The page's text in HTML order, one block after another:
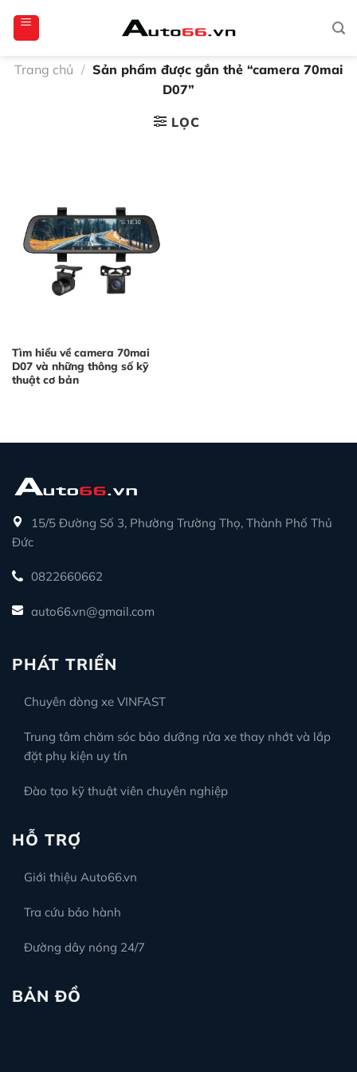
qua
dungTrang chủ / Sản phẩm được gắn thẻ “camera 70mai
D07”
LỌC
Tìm hiểu về camera 70mai
D07 và những thông số kỹ
thuật cơ bản
15/5 Đường Số 3, Phường Trường Thọ, Thành Phố Thủ
Đức
0822660662
auto66.vn@gmail.com
PHÁT TRIỂN
Chuyên dòng xe VINFAST
Trung tâm chăm sóc bảo dưỡng rửa xe thay nhớt và lắp
đặt phụ kiện uy tín
Đào tạo kỹ thuật viên chuyên nghiệp
HỖ TRỢ
Giới thiệu Auto66.vn
Tra cứu bảo hành
Đường dây nóng 24/7
BẢN ĐỒ